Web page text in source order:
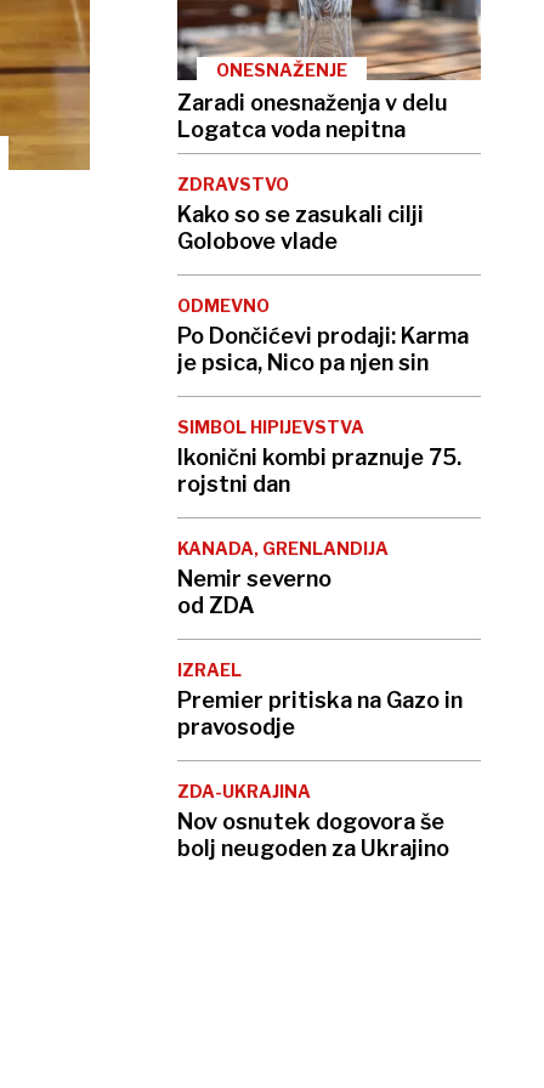
ONESNAŽENJE
Zaradi onesnaženja v delu
Logatca voda nepitna
ZDRAVSTVO
Kako so se zasukali cilji
Golobove vlade
ODMEVNO
Po Dončićevi prodaji: Karma
je psica, Nico pa njen sin
SIMBOL HIPIJEVSTVA
Ikonični kombi praznuje 75.
rojstni dan
KANADA, GRENLANDIJA
Nemir severno
od ZDA
IZRAEL
Premier pritiska na Gazo in
pravosodje
ZDA-UKRAJINA
Nov osnutek dogovora še
bolj neugoden za Ukrajino